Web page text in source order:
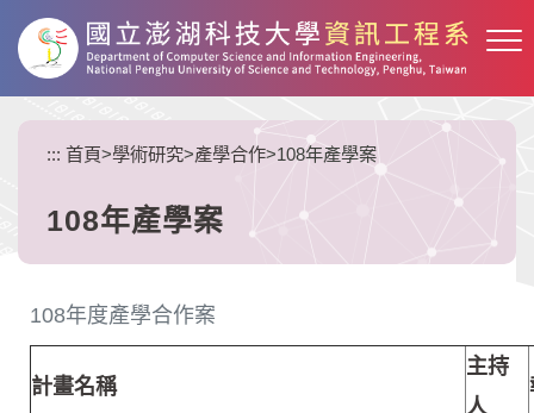
要
::: 首頁>學術研究>產學合作>108年產學案
108年產學案
108年度產學合作案
計畫名稱
主持
人